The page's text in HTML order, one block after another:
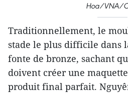
Hoa/VNA/
Traditionnellement, le
stade le plus difficile dans
fonte de bronze, sachant
doivent créer une
produit final parfait.